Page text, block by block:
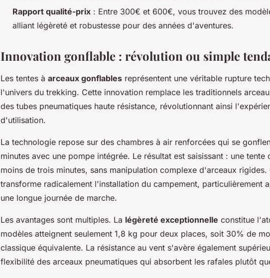
Rapport qualité-prix : Entre 300€ et 600€, vous trouvez des
alliant légèreté et robustesse pour des années d'aventures.
Innovation gonflable : révolution ou simple
Les tentes à arceaux gonflables représentent une véritable rupture
l'univers du trekking. Cette innovation remplace les traditionnels
des tubes pneumatiques haute résistance, révolutionnant ainsi
d'utilisation.
La technologie repose sur des chambres à air renforcées qui se
minutes avec une pompe intégrée. Le résultat est saisissant : une tente
moins de trois minutes, sans manipulation complexe d'arceaux
transforme radicalement l'installation du campement, particulièrement
une longue journée de marche.
Les avantages sont multiples. La légèreté exceptionnelle constitue
modèles atteignent seulement 1,8 kg pour deux places, soit 30% de
classique équivalente. La résistance au vent s'avère également
flexibilité des arceaux pneumatiques qui absorbent les rafales plutôt